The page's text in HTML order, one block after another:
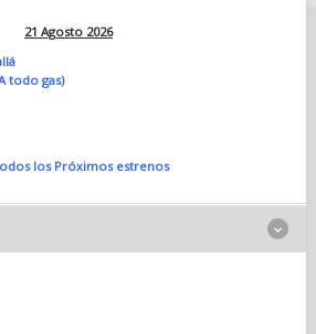
21 Agosto 2026
todo gas)
los Próximos estrenos